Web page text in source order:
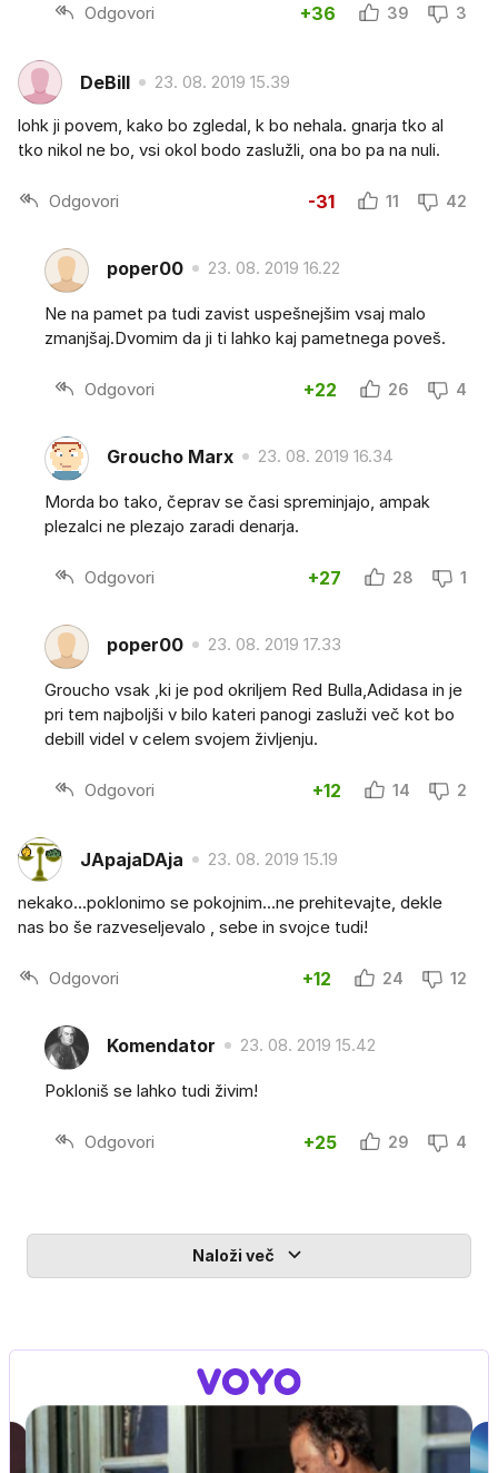
Odgovori +36 39 3
DeBill 23. 08. 2019 15.39
lohk ji povem, kako bo zgledal, k bo nehala. gnarja tko al
tko nikol ne bo, vsi okol bodo zaslužli, ona bo pa na nuli.
Odgovori -31 11 42
poper00 23. 08. 2019 16.22
Ne na pamet pa tudi zavist uspešnejšim vsaj malo
zmanjšaj.Dvomim da ji ti lahko kaj pametnega poveš.
Odgovori +22 26 4
Groucho Marx 23. 08. 2019 16.34
Morda bo tako, čeprav se časi spreminjajo, ampak
plezalci ne plezajo zaradi denarja.
Odgovori +27 28 1
poper00 23. 08. 2019 17.33
Groucho vsak ,ki je pod okriljem Red Bulla,Adidasa in je
pri tem najboljši v bilo kateri panogi zasluži več kot bo
debill videl v celem svojem življenju.
Odgovori +12 14 2
JApajaDAja 23. 08. 2019 15.19
nekako...poklonimo se pokojnim...ne prehitevajte, dekle
nas bo še razveseljevalo , sebe in svojce tudi!
Odgovori +12 24 12
Komendator 23. 08. 2019 15.42
Pokloniš se lahko tudi živim!
Odgovori +25 29 4
Naloži več